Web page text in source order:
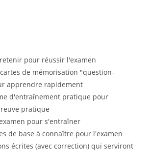
pour réussir l'examen
de mémorisation "question-
apprendre rapidement
d'entraînement pratique pour
pratique
pour s'entraîner
de base à connaître pour l'examen
écrites (avec correction) qui serviront